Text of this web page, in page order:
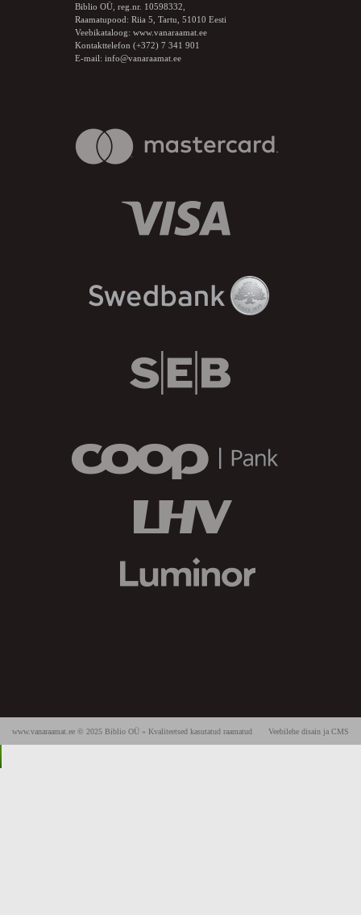
Biblio OÜ, reg.nr. 10598332,
Raamatupood: Riia 5, Tartu, 51010 Eesti
Veebikataloog: www.vanaraamat.ee
Kontakttelefon (+372) 7 341 901
E-mail: info@vanaraamat.ee
Veebilehe disain ja CMS
www.vanaraamat.ee © 2025 Biblio OÜ » Kvaliteetsed kasutatud raamatud